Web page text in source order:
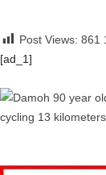
Post Views: 861
[ad_1]